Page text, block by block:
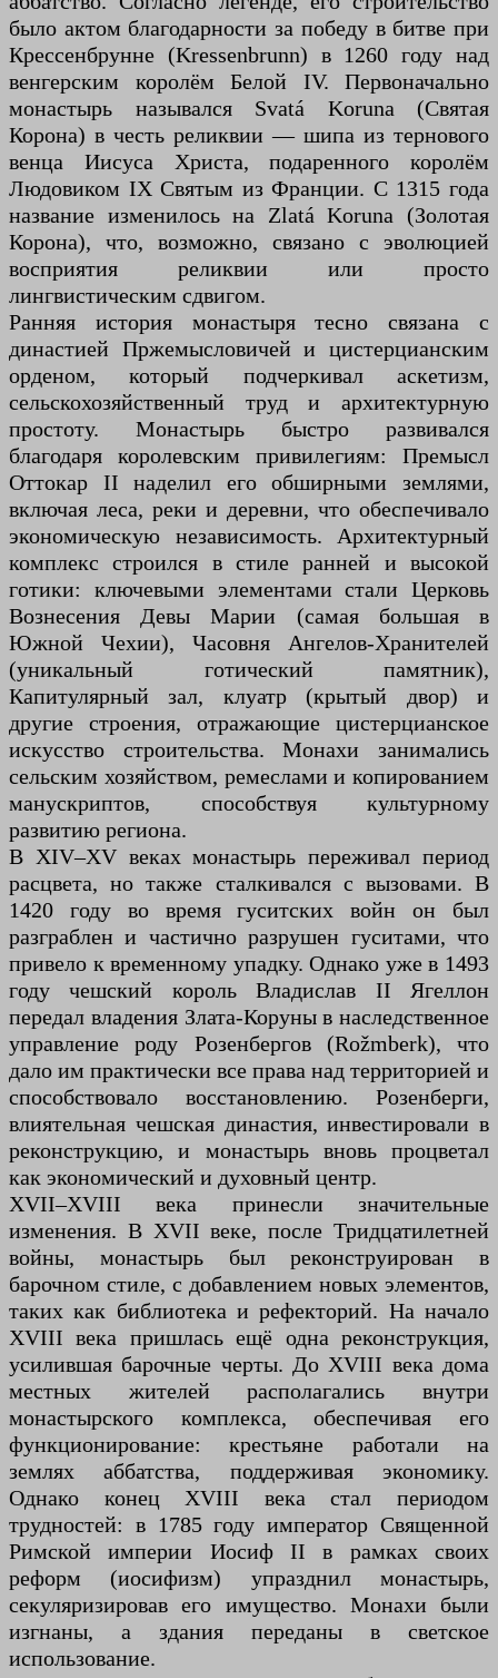
было актом благодарности за победу в битве при
Крессенбрунне (Kressenbrunn) в 1260 году над
венгерским королём Белой IV. Первоначально
монастырь назывался Svatá Koruna (Святая
Корона) в честь реликвии — шипа из тернового
венца Иисуса Христа, подаренного королём
Людовиком IX Святым из Франции. С 1315 года
название изменилось на Zlatá Koruna (Золотая
Корона), что, возможно, связано с эволюцией
восприятия реликвии или просто
лингвистическим сдвигом.
Ранняя история монастыря тесно связана с
династией Пржемысловичей и цистерцианским
орденом, который подчеркивал аскетизм,
сельскохозяйственный труд и архитектурную
простоту. Монастырь быстро развивался
благодаря королевским привилегиям: Премысл
Оттокар II наделил его обширными землями,
включая леса, реки и деревни, что обеспечивало
экономическую независимость. Архитектурный
комплекс строился в стиле ранней и высокой
готики: ключевыми элементами стали Церковь
Вознесения Девы Марии (самая большая в
Южной Чехии), Часовня Ангелов-Хранителей
(уникальный готический памятник),
Капитулярный зал, клуатр (крытый двор) и
другие строения, отражающие цистерцианское
искусство строительства. Монахи занимались
сельским хозяйством, ремеслами и копированием
манускриптов, способствуя культурному
развитию региона.
В XIV–XV веках монастырь переживал период
расцвета, но также сталкивался с вызовами. В
1420 году во время гуситских войн он был
разграблен и частично разрушен гуситами, что
привело к временному упадку. Однако уже в 1493
году чешский король Владислав II Ягеллон
передал владения Злата-Коруны в наследственное
управление роду Розенбергов (Rožmberk), что
дало им практически все права над территорией и
способствовало восстановлению. Розенберги,
влиятельная чешская династия, инвестировали в
реконструкцию, и монастырь вновь процветал
как экономический и духовный центр.
XVII–XVIII века принесли значительные
изменения. В XVII веке, после Тридцатилетней
войны, монастырь был реконструирован в
барочном стиле, с добавлением новых элементов,
таких как библиотека и рефекторий. На начало
XVIII века пришлась ещё одна реконструкция,
усилившая барочные черты. До XVIII века дома
местных жителей располагались внутри
монастырского комплекса, обеспечивая его
функционирование: крестьяне работали на
землях аббатства, поддерживая экономику.
Однако конец XVIII века стал периодом
трудностей: в 1785 году император Священной
Римской империи Иосиф II в рамках своих
реформ (иосифизм) упразднил монастырь,
секуляризировав его имущество. Монахи были
изгнаны, а здания переданы в светское
использование.